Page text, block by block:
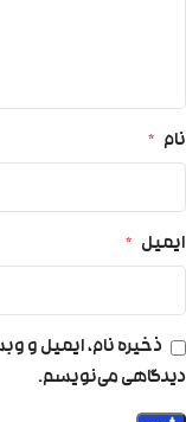
نام *
ایمیل *
ذخیره نام، ایمیل و
دیدگاهی می‌نویسم.